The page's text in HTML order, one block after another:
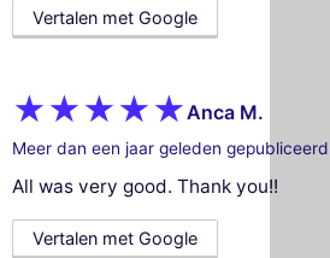
Vertalen met Google
Anca M.
Meer dan een jaar geleden gepubliceerd
All was very good. Thank you!!
Vertalen met Google